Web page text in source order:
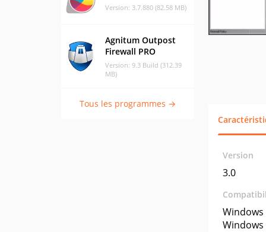
Version: 3.7.880 (82.58 MB)
Agnitum Outpost
Firewall PRO
Version: 9.3 Build (312.39
MB)
Tous les programmes →
Version
3.0
Windows
Windows